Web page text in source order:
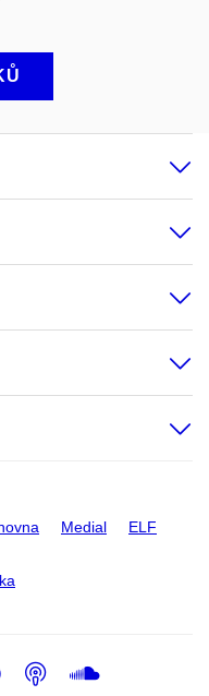
Medial ELF
Spotify
Podcast